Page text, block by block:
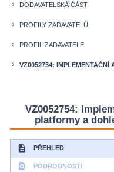
keyboard_arrow_right DODAVATELSKÁ ČÁST
keyboard_arrow_right PROFILY ZADAVATELŮ
keyboard_arrow_right PROFIL ZADAVATELE
keyboard_arrow_right VZ0052754: IMPLEMENTAČNÍ
VZ0052754:
platformy a
description PŘEHLED
find_in_page PODROBNOSTI